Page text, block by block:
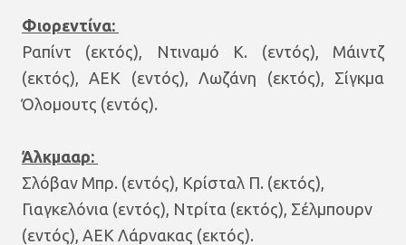
Φιορεντίνα:
Ραπίντ (εκτός), Ντιναμό Κ. (εντός), Μάιντζ
(εκτός), ΑΕΚ (εντός), Λωζάνη (εκτός), Σίγκμα
Όλομουτς (εντός).
Άλκμααρ:
Σλόβαν Μπρ. (εντός), Κρίσταλ Π. (εκτός),
Γιαγκελόνια (εντός), Ντρίτα (εκτός), Σέλμπουρν
(εντός), ΑΕΚ Λάρνακας (εκτός).